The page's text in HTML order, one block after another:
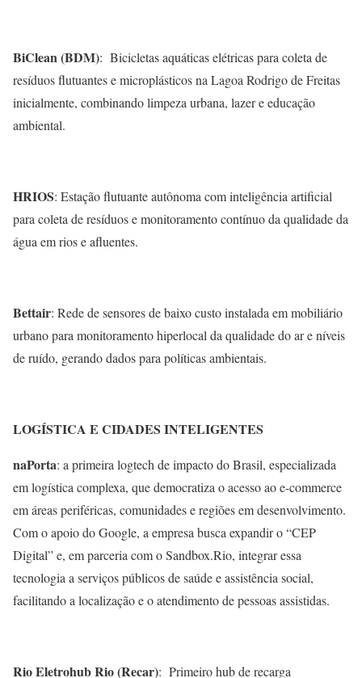
BiClean (BDM): Bicicletas aquáticas elétricas para coleta de
resíduos flutuantes e microplásticos na Lagoa Rodrigo de Freitas
inicialmente, combinando limpeza urbana, lazer e educação
ambiental.
HRIOS: Estação flutuante autônoma com inteligência artificial
para coleta de resíduos e monitoramento contínuo da qualidade da
água em rios e afluentes.
Bettair: Rede de sensores de baixo custo instalada em mobiliário
urbano para monitoramento hiperlocal da qualidade do ar e níveis
de ruído, gerando dados para políticas ambientais.
LOGÍSTICA E CIDADES INTELIGENTES
naPorta: a primeira logtech de impacto do Brasil, especializada
em logística complexa, que democratiza o acesso ao e-commerce
em áreas periféricas, comunidades e regiões em desenvolvimento.
Com o apoio do Google, a empresa busca expandir o “CEP
Digital” e, em parceria com o Sandbox.Rio, integrar essa
tecnologia a serviços públicos de saúde e assistência social,
facilitando a localização e o atendimento de pessoas assistidas.
Rio Eletrohub Rio (Recar): Primeiro hub de recarga